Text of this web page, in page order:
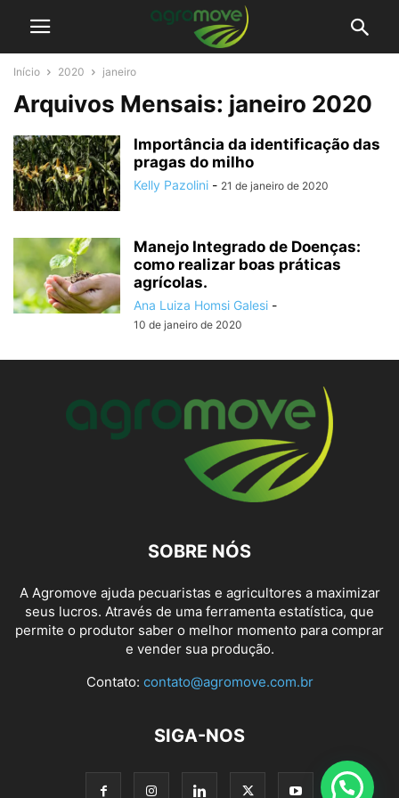
Início 2020 janeiro
Arquivos Mensais: janeiro 2020
Importância da identificação das
pragas do milho
Kelly Pazolini - 21 de janeiro de 2020
Manejo Integrado de Doenças:
como realizar boas práticas
agrícolas.
Ana Luiza Homsi Galesi -
10 de janeiro de 2020
SOBRE NÓS
A Agromove ajuda pecuaristas e agricultores a maximizar
seus lucros. Através de uma ferramenta estatística, que
permite o produtor saber o melhor momento para comprar
e vender sua produção.
Contato: contato@agromove.com.br
SIGA-NOS